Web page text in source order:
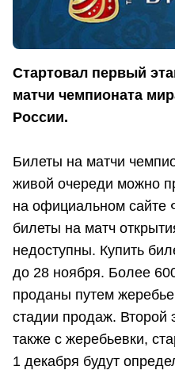
Стартовал первый
матчи чемпионата
России.
Билеты на матчи
живой очереди можно
на официальном
билеты на матч
недоступны. Купить
до 28 ноября. Более
проданы путем
стадии продаж. Второй
также с жеребьевки,
1 декабря будут